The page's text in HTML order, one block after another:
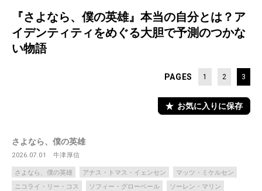
『さよなら、僕の英雄』本当の自分とは？ア
イデンティティをめぐる大胆で予測のつかな
い物語
PAGES 1 2 3
お気に入りに保存
さよなら、僕の英雄
2026.07.01 牛津厚信
さよなら、僕の英雄 アナス・トマス・イェンセン
マッツ・ミケルセン
ニコライ・リー・コス
ソフィー・グローベール
ソーレン・マリン